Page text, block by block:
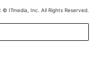
© ITmedia, Inc. All Rights Reserved.